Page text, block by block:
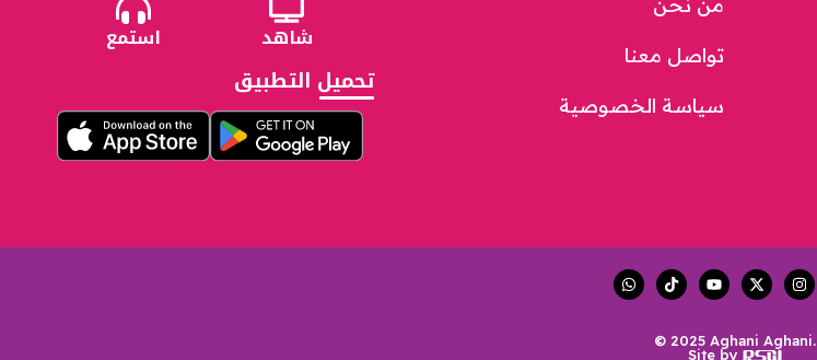
تواصل معنا
سياسة الخصوصية
شاهد استمع
تحميل التطبيق
© 2025 Aghani Aghani.
Site by